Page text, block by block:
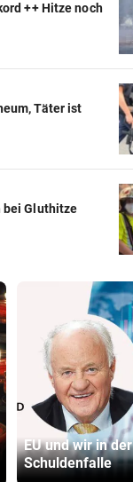
++ Hitze noch
Täter ist
bei Gluthitze
EU und wir in der
Schuldenfalle